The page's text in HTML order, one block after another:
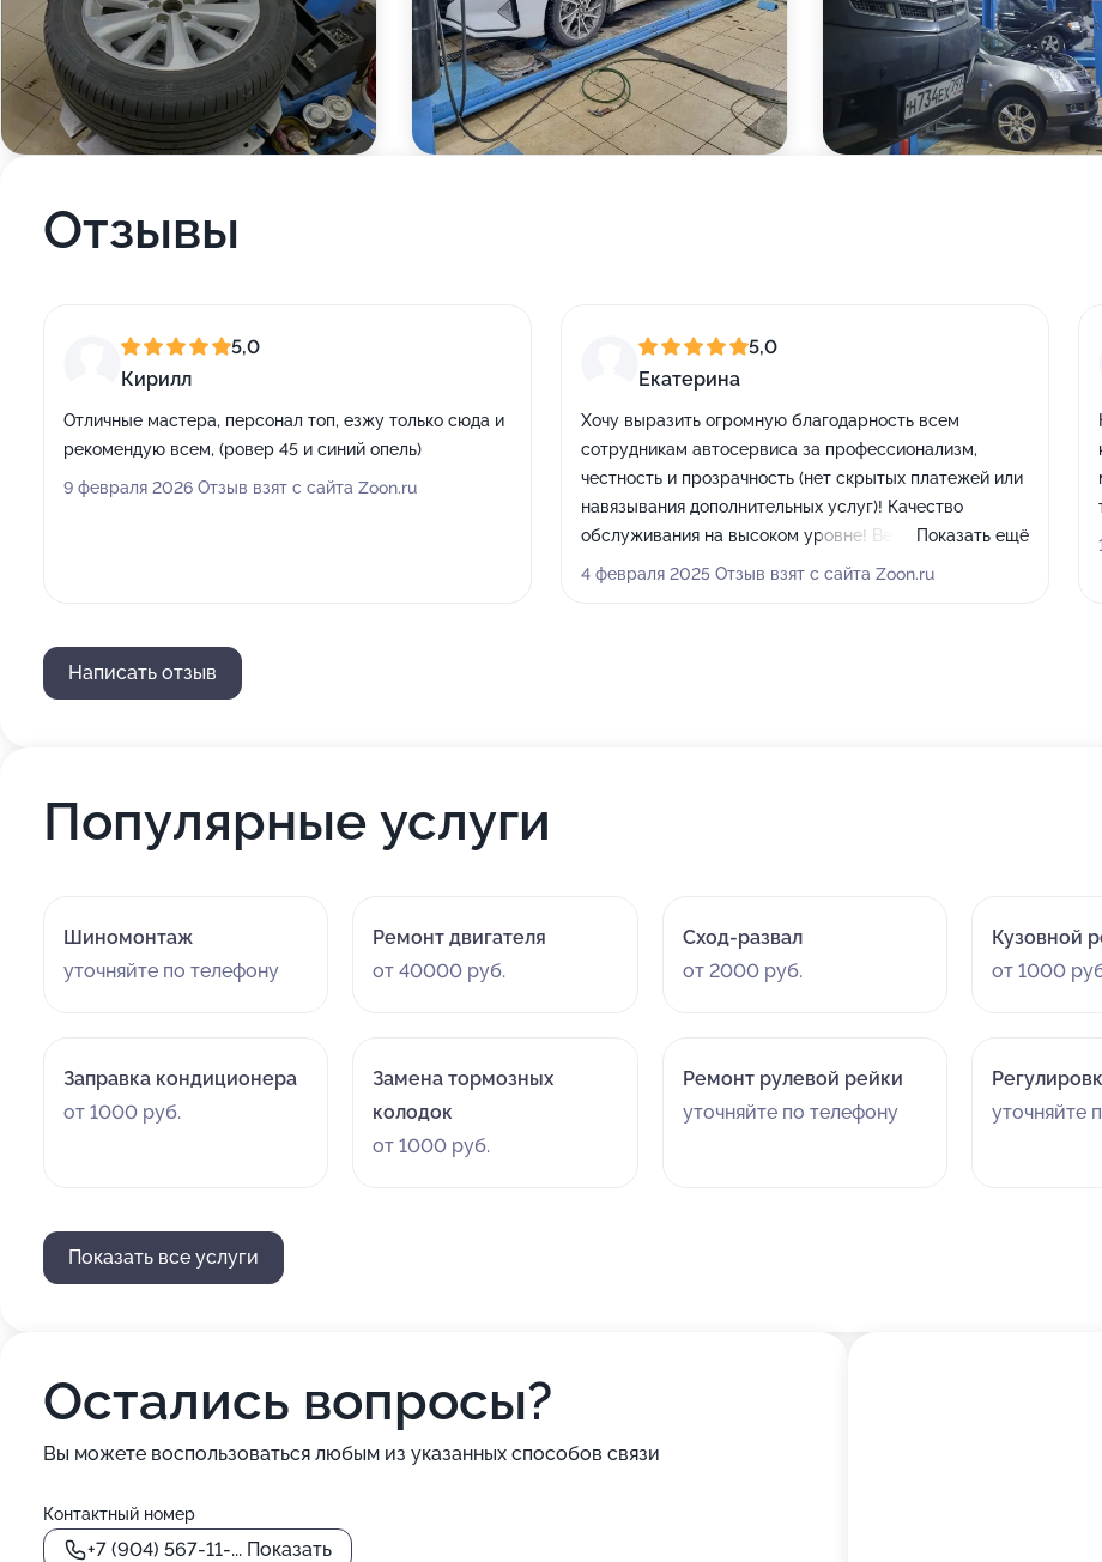
Отзывы
5,0
Кирилл
Отличные мастера, персонал топ, езжу только сюда и
рекомендую всем, (ровер 45 и синий опель)
9 февраля 2026 Отзыв взят с сайта Zoon.ru
5,0
Екатерина
Хочу выразить огромную благодарность всем
сотрудникам автосервиса за профессионализм,
честность и прозрачность (нет скрытых платежей или
навязывания дополнительных услуг)! Качество
обслуживания на высоком уровне! Вежливый,
отзывчивый и внимательный персонал, готовый
Показать ещё
4 февраля 2025 Отзыв взят с сайта Zoon.ru
Написать отзыв
Популярные услуги
Шиномонтаж
уточняйте по телефону
Ремонт двигателя
от 40000 руб.
Сход-развал
от 2000 руб.
Кузовной
от 1000
Заправка кондиционера
от 1000 руб.
Замена тормозных
колодок
от 1000 руб.
Ремонт рулевой рейки
уточняйте по телефону
уточняйте
Показать все услуги
Остались вопросы?
Вы можете воспользоваться любым из указанных способов связи
Контактный номер
+7 (904) 567-11-... Показать